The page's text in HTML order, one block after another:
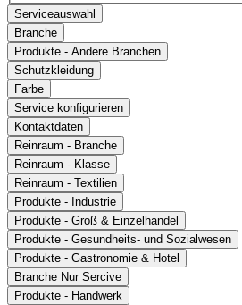
Serviceauswahl
Branche
Produkte - Andere Branchen
Schutzkleidung
Farbe
Service konfigurieren
Kontaktdaten
Reinraum - Branche
Reinraum - Klasse
Reinraum - Textilien
Produkte - Industrie
Produkte - Groß & Einzelhandel
Produkte - Gesundheits- und Sozialwesen
Produkte - Gastronomie & Hotel
Branche Nur Sercive
Produkte - Handwerk